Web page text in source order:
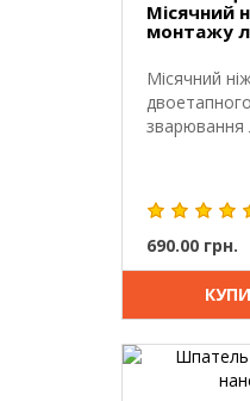
Місячний
монтажу
Місячний
зварювання
690.00 грн.